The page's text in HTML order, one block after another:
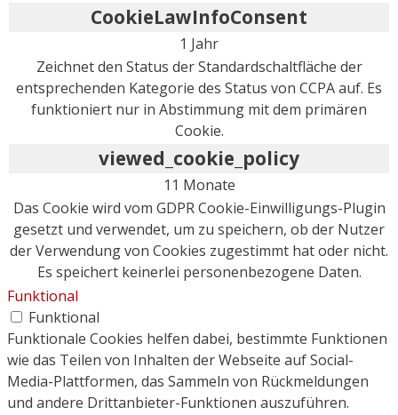
CookieLawInfoConsent
1 Jahr
Zeichnet den Status der Standardschaltfläche der
entsprechenden Kategorie des Status von CCPA auf. Es
funktioniert nur in Abstimmung mit dem primären
Cookie.
viewed_cookie_policy
11 Monate
Das Cookie wird vom GDPR Cookie-Einwilligungs-Plugin
gesetzt und verwendet, um zu speichern, ob der Nutzer
der Verwendung von Cookies zugestimmt hat oder nicht.
Es speichert keinerlei personenbezogene Daten.
Funktional
Funktional
Funktionale Cookies helfen dabei, bestimmte Funktionen
wie das Teilen von Inhalten der Webseite auf Social-
Media-Plattformen, das Sammeln von Rückmeldungen
und andere Drittanbieter-Funktionen auszuführen.